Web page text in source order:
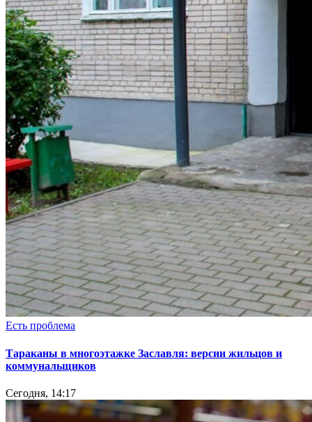
Есть проблема
Тараканы в многоэтажке Заславля: версии жильцов и
коммунальщиков
Сегодня, 14:17